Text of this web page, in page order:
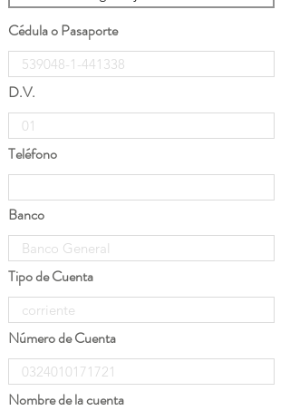
Cédula o Pasaporte
D.V.
Teléfono
Banco
Tipo de Cuenta
Número de Cuenta
Nombre de la cuenta